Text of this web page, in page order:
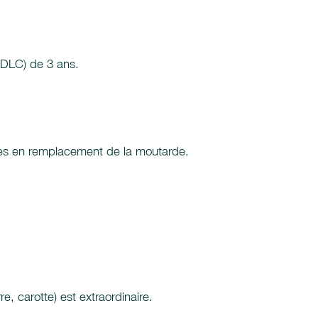
de 3 ans.
en remplacement de la moutarde.
carotte) est extraordinaire.